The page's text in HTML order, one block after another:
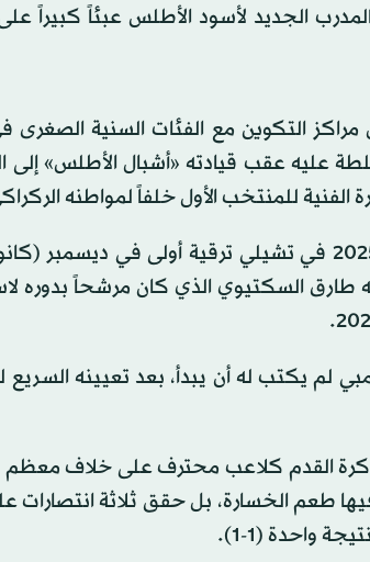
وهبي المدرب الجديد لأسود الأطلس عبئاً
داخل مراكز التكوين مع الفئات السنية
للمنتخب الأول خلفاً لمواطنه
منحه اللقب الاستثنائي في مونديال 2025 في تشيلي
خلفاً لمواطنه طارق السكتيوي الذي كان مرشحاً
لم يكتب له أن يبدأ، بعد تعيينه السريع
القدم كلاعب محترف على خلاف معظم